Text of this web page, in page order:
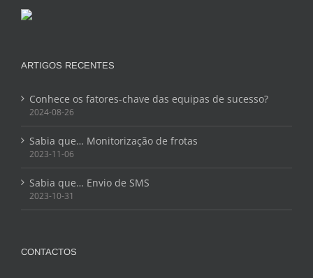
ARTIGOS RECENTES
Conhece os fatores-chave das equipas de sucesso?
2024-08-26
Sabia que… Monitorização de frotas
2023-11-06
Sabia que… Envio de SMS
2023-10-31
CONTACTOS